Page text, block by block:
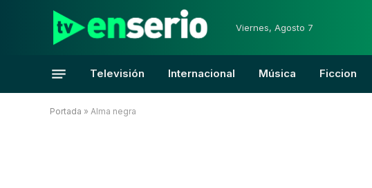
Viernes, Agosto 7
Televisión Internacional Música Ficcion
Portada » Alma negra